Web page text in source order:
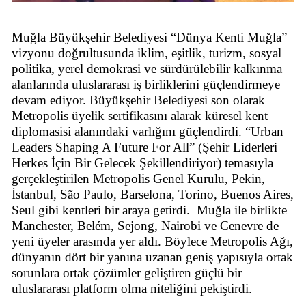
Muğla Büyükşehir Belediyesi “Dünya Kenti Muğla”
vizyonu doğrultusunda iklim, eşitlik, turizm, sosyal
politika, yerel demokrasi ve sürdürülebilir kalkınma
alanlarında uluslararası iş birliklerini güçlendirmeye
devam ediyor. Büyükşehir Belediyesi son olarak
Metropolis üyelik sertifikasını alarak küresel kent
diplomasisi alanındaki varlığını güçlendirdi. “Urban
Leaders Shaping A Future For All” (Şehir Liderleri
Herkes İçin Bir Gelecek Şekillendiriyor) temasıyla
gerçekleştirilen Metropolis Genel Kurulu, Pekin,
İstanbul, São Paulo, Barselona, Torino, Buenos Aires,
Seul gibi kentleri bir araya getirdi. Muğla ile birlikte
Manchester, Belém, Sejong, Nairobi ve Cenevre de
yeni üyeler arasında yer aldı. Böylece Metropolis Ağı,
dünyanın dört bir yanına uzanan geniş yapısıyla ortak
sorunlara ortak çözümler geliştiren güçlü bir
uluslararası platform olma niteliğini pekiştirdi.